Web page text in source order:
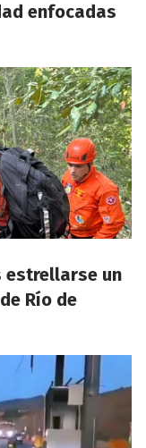
enfocadas
estrellarse un
Río de